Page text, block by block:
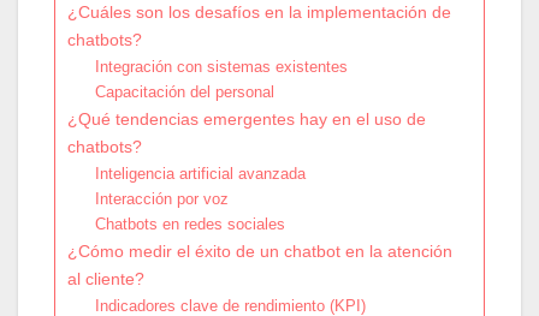
¿Cuáles son los desafíos en la implementación de
chatbots?
Integración con sistemas existentes
Capacitación del personal
¿Qué tendencias emergentes hay en el uso de
chatbots?
Inteligencia artificial avanzada
Interacción por voz
Chatbots en redes sociales
¿Cómo medir el éxito de un chatbot en la atención
al cliente?
Indicadores clave de rendimiento (KPI)